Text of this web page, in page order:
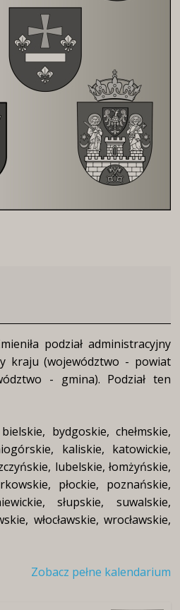
podział administracyjny
kraju (województwo - powiat
- gmina). Podział ten
bydgoskie, chełmskie,
kaliskie, katowickie,
lubelskie, łomżyńskie,
płockie, poznańskie,
słupskie, suwalskie,
włocławskie, wrocławskie,
Zobacz pełne kalendarium